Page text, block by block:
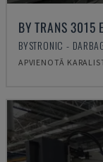
BY TRANS 3015
BYSTRONIC -
APVIENOTĀ